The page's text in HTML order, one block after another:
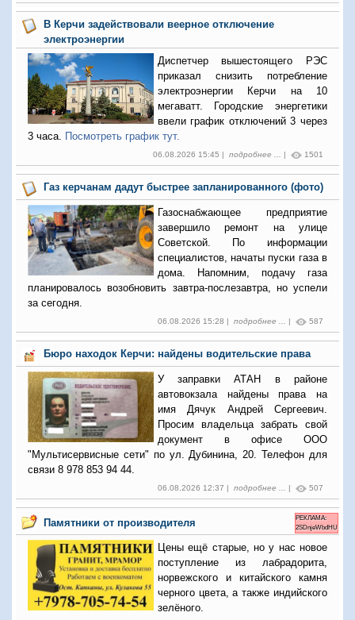
В Керчи задействовали веерное отключение
электроэнергии
Диспетчер вышестоящего РЭС
приказал снизить потребление
электроэнергии Керчи на 10
мегаватт. Городские энергетики
ввели график отключений 3 через
3 часа.
Посмотреть график тут.
06.08.2026 15:45 | подробнее ... | 1501
Газ керчанам дадут быстрее запланированного (фото)
Газоснабжающее предприятие
завершило ремонт на улице
Советской. По информации
специалистов, начаты пуски газа в
дома. Напомним, подачу газа
планировалось возобновить завтра-послезавтра, но успели
за сегодня.
06.08.2026 15:28 | подробнее ... | 587
Бюро находок Керчи: найдены водительские права
У заправки АТАН в районе
автовокзала найдены права на
имя Дячук Андрей Сергеевич.
Просим владельца забрать свой
документ в офисе ООО
"Мультисервисные сети" по ул. Дубинина, 20. Телефон для
связи 8 978 853 94 44.
06.08.2026 12:37 | подробнее ... | 507
Памятники от производителя
РЕКЛАМА:
2SDnjeWbdHU
Цены ещё старые, но у нас новое
поступление из лабрадорита,
норвежского и китайского камня
черного цвета, а также индийского
зелёного.